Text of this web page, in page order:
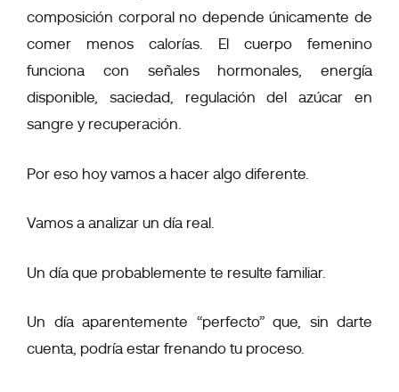
composición corporal no depende únicamente de
comer menos calorías. El cuerpo femenino
funciona con señales hormonales, energía
disponible, saciedad, regulación del azúcar en
sangre y recuperación.
Por eso hoy vamos a hacer algo diferente.
Vamos a analizar un día real.
Un día que probablemente te resulte familiar.
Un día aparentemente “perfecto” que, sin darte
cuenta, podría estar frenando tu proceso.